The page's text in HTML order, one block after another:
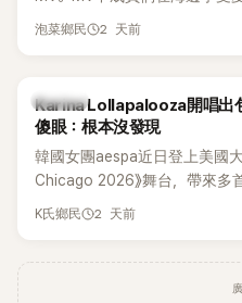
泡菜鄉民 2 天前
K-POP
Karina Lollapalooza開唱出
傻眼：根本沒發現
韓國女團aespa近日登上美國
Chicago 2026》舞台，帶來多
嗨翻。不過，成員Karina卻在
K氏鄉民 2 天前